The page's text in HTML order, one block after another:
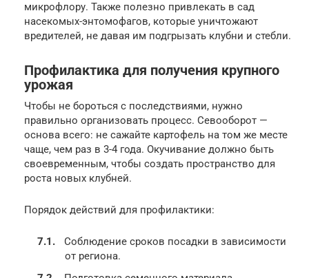
микрофлору. Также полезно привлекать в сад
насекомых-энтомофагов, которые уничтожают
вредителей, не давая им подгрызать клубни и стебли.
Профилактика для получения крупного
урожая
Чтобы не бороться с последствиями, нужно
правильно организовать процесс. Севооборот —
основа всего: не сажайте картофель на том же месте
чаще, чем раз в 3-4 года. Окучивание должно быть
своевременным, чтобы создать пространство для
роста новых клубней.
Порядок действий для профилактики:
Соблюдение сроков посадки в зависимости
от региона.